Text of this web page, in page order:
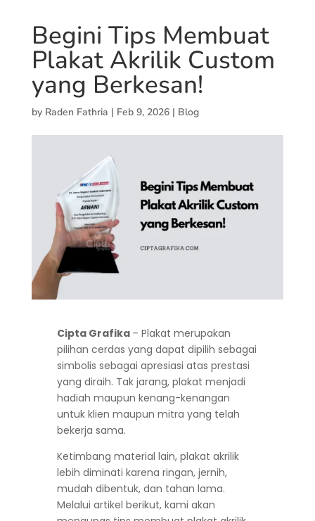
Begini Tips Membuat
Plakat Akrilik Custom
yang Berkesan!
by Raden Fathria | Feb 9, 2026| Blog
Cipta Grafika – Plakat merupakan
pilihan cerdas yang dapat dipilih sebagai
simbolis sebagai apresiasi atas prestasi
yang diraih. Tak jarang, plakat menjadi
hadiah maupun kenang-kenangan
untuk klien maupun mitra yang telah
bekerja sama.
Ketimbang material lain, plakat akrilik
lebih diminati karena ringan, jernih,
mudah dibentuk, dan tahan lama.
Melalui artikel berikut, kami akan